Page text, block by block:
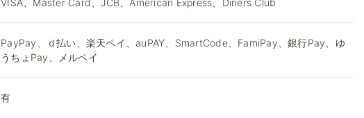
VISA、Master Card、JCB、American Express、Diners Club
PayPay、ｄ払い、楽天ペイ、auPAY、SmartCode、FamiPay、銀行Pay、ゆ
うちょPay、メルペイ
有